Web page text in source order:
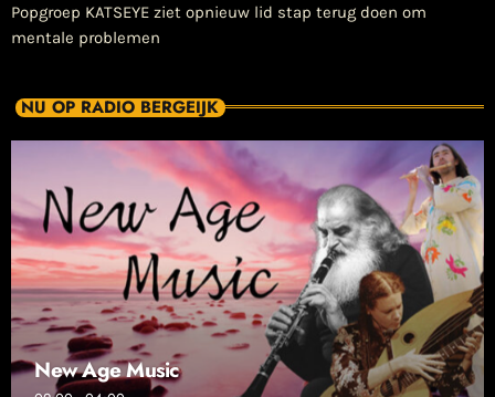
Popgroep KATSEYE ziet opnieuw lid stap terug doen om
mentale problemen
NU OP RADIO BERGEIJK
New Age Music